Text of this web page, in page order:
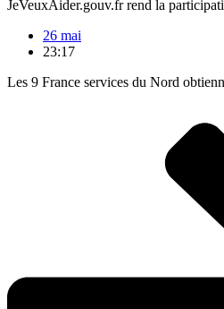
JeVeuxAider.gouv.fr rend la
26 mai
23:17
Les 9 France services du Nord